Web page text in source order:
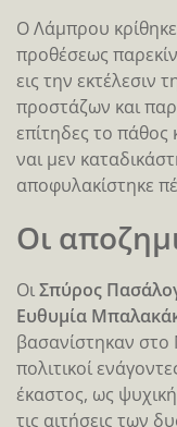
Ο Λάμπρου
προθέσεως
εις την εκτέλεσιν
προστάζων και
επίτηδες το
ναι μεν
αποφυλακίστηκε
Οι
ΟιΣπύρος
Ευθυμία
βασανίστηκαν
πολιτικοί
έκαστος, ως
τις αιτήσεις των